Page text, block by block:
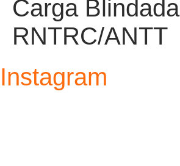
Carga Blindada
RNTRC/ANTT
Instagram